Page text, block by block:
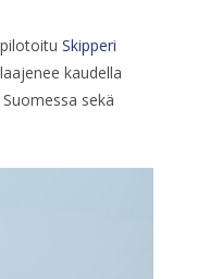
Skipperi
kaudella
sekä